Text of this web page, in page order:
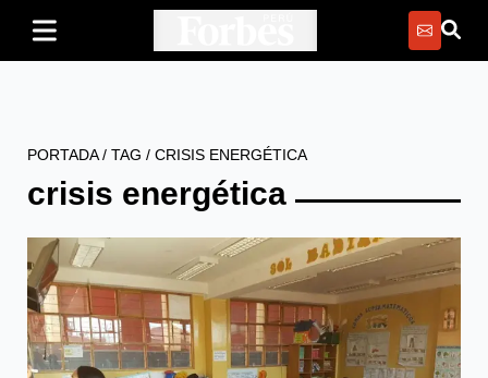
PORTADA/ TAG / CRISIS ENERGÉTICA
crisis energética